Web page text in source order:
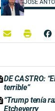
JOSÉ
DE CASTRO:
terrible”
“Trump tenía
Etcheverry